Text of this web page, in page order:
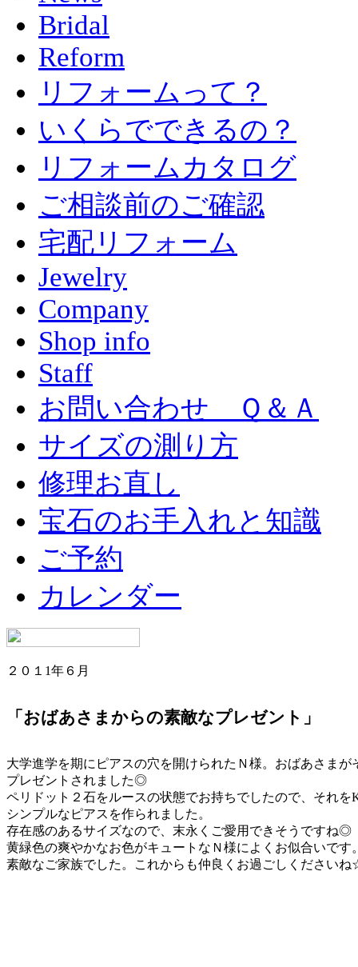
Bridal
Reform
リフォームって？
いくらでできるの？
リフォームカタログ
ご相談前のご確認
宅配リフォーム
Jewelry
Company
Shop info
Staff
お問い合わせ Ｑ＆Ａ
サイズの測り方
修理お直し
宝石のお手入れと知識
ご予約
カレンダー
２０１1年６月
「おばあさまからの素敵なプレゼント」
大学進学を期にピアスの穴を開けられたＮ様。おばあさまが
プレゼントされました◎
ペリドット２石をルースの状態でお持ちでしたので、それを
シンプルなピアスを作られました。
存在感のあるサイズなので、末永くご愛用できそうですね◎
黄緑色の爽やかなお色がキュートなＮ様によくお似合いです
素敵なご家族でした。これからも仲良くお過ごしください